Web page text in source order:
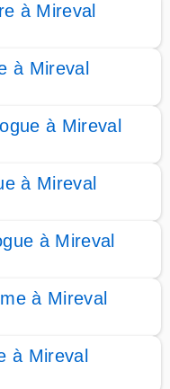
à Mireval
à Mireval
à Mireval
à Mireval
à Mireval
à Mireval
à Mireval